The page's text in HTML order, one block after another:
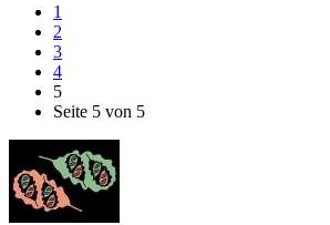
1
2
3
4
5
Seite 5 von 5